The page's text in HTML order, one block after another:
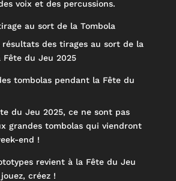
voix et des percussions.
au sort de la Tombola
résultats des tirages au sort de la
Fête du Jeu 2025
tombolas pendant la Fête du
du Jeu 2025, ce ne sont pas
grandes tombolas qui viendront
end !
revient à la Fête du Jeu
créez !